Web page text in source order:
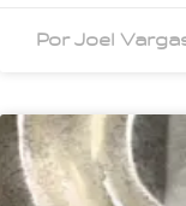
Por Joel